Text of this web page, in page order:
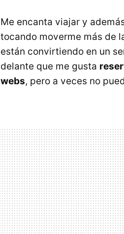
Me encanta viajar y
tocando moverme más de
están convirtiendo en un
delante que me gusta
webs, pero a veces no